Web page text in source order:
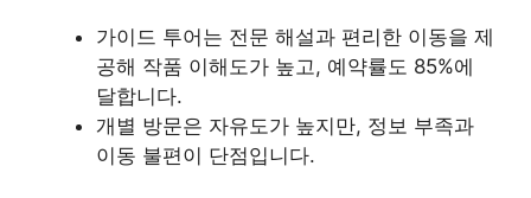
가이드 투어는 전문 해설과 편리한 이동을 제
공해 작품 이해도가 높고, 예약률도 85%에
달합니다.
개별 방문은 자유도가 높지만, 정보 부족과
이동 불편이 단점입니다.